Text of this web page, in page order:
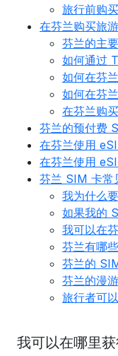
旅行前购
在芬兰购买旅
芬兰的主
如何通过
如何在芬
如何在芬
在芬兰购
芬兰的预付费
在芬兰使用
在芬兰使用
芬兰 SIM 卡常
我为什么
如果我的
我可以在
芬兰有哪
芬兰的
芬兰的漫
旅行者可
我可以在哪里